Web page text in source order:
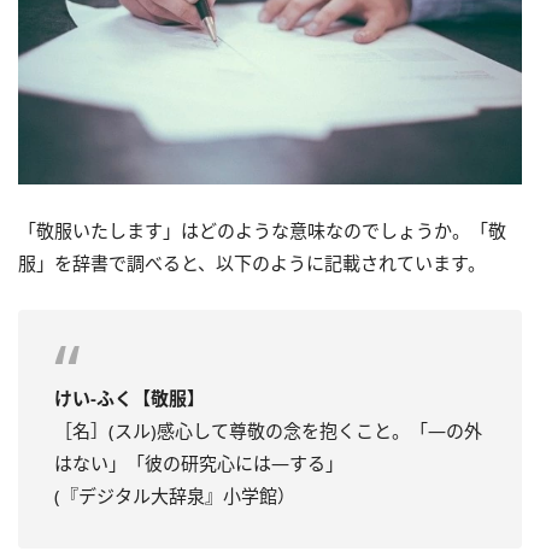
「敬服いたします」はどのような意味なのでしょうか。「敬
服」を辞書で調べると、以下のように記載されています。
けい‐ふく【敬服】
［名］(スル)感心して尊敬の念を抱くこと。「―の外
はない」「彼の研究心には―する」
(『デジタル大辞泉』小学館）